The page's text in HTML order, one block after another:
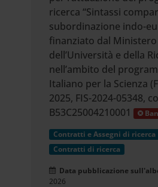
ricerca “Sintassi
subordinazione indo-
finanziato dal Ministero
dell’Università e della
nell’ambito del
Italiano per la Scienza
2025, FIS-2024-05348,
B53C25004210001
Contratti e Assegni di ricerca
Contratti di ricerca
Data pubblicazione
2026